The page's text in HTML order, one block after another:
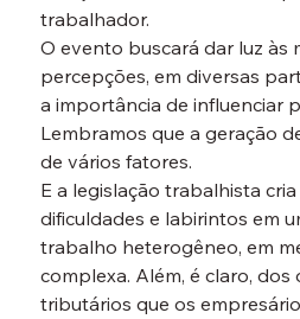
trabalhador.
O evento buscará dar luz às
percepções, em diversas
a importância de influenciar
Lembramos que a geração
de vários fatores.
E a legislação trabalhista
dificuldades e labirintos em
trabalho heterogêneo, em
complexa. Além, é claro, dos
tributários que os